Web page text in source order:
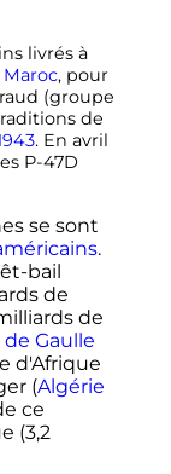
livrés à
, pour
(groupe
de
. En avril
P-47D
se sont
.
bail
de
de
Gaulle
d'Afrique
(Algérie
ce
(3,2